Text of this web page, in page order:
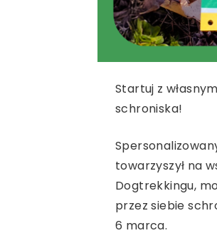
Startuj z
schroniska!
towarzyszył na
Dogtrekkingu,
przez siebie
6 marca.